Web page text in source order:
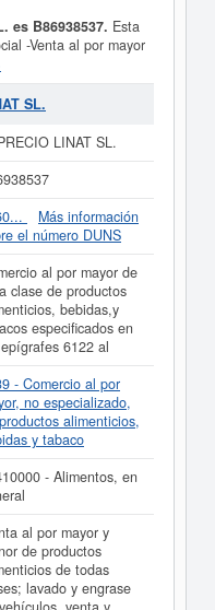
es B86938537. Esta
-Venta al por mayor
de todas clases;
y reparación de
de automóvil y
y hostelería,
4639 - Comercio al
correspondiente a
es el 51410000. Esta
un total de 41. La
2025. En esta página
a las que
compañía tiene un
en el Registro
4 actos en el
datos de la empresa
inmediatamente a
LINAT SL. y
de actividad, así
disponibles.
de empresa se ha
2023.
SL.
LINAT SL.
Más información
el número DUNS
al por mayor de
clase de productos
bebidas,y
especificados en
6122 al
- Comercio al por
no especializado,
alimenticios,
y tabaco
- Alimentos, en
al por mayor y
de productos
de todas
lavado y engrase